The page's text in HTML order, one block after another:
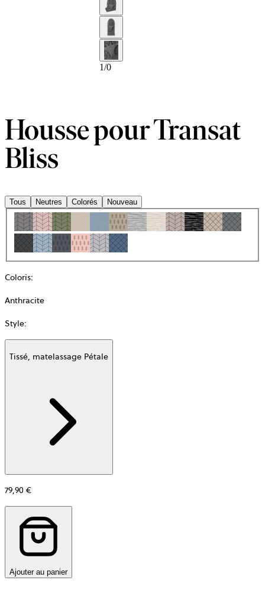
1/0
Housse pour Transat
Bliss
Tous Neutres Colorés Nouveau
Coloris:
Anthracite
Style:
Tissé, matelassage Pétale
79,90 €
Ajouter au panier